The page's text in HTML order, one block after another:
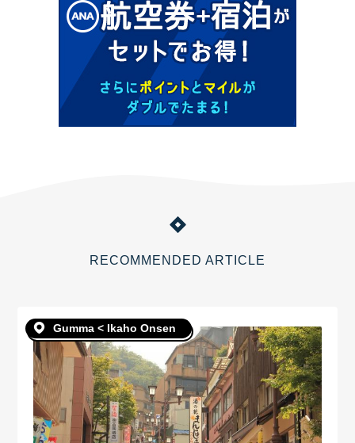
RECOMMENDED ARTICLE
Gumma < Ikaho Onsen